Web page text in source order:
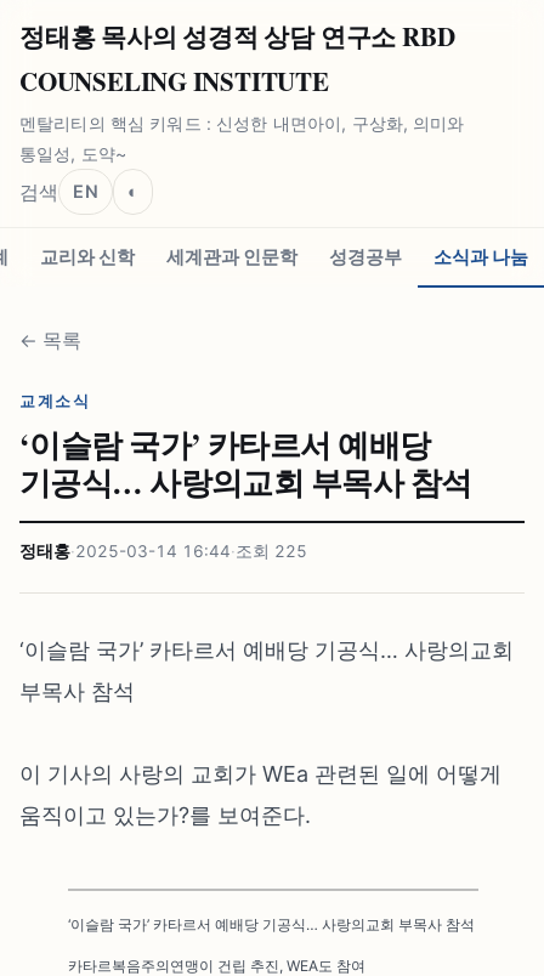
정태홍 목사의 성경적 상담 연구소 RBD
COUNSELING INSTITUTE
멘탈리티의 핵심 키워드 : 신성한 내면아이, 구상화, 의미와
통일성, 도약~
검색 EN ◐
교리와 신학 세계관과 인문학 성경공부 소식과 나눔
← 목록
교계소식
‘이슬람 국가’ 카타르서 예배당
기공식… 사랑의교회 부목사 참석
정태홍·2025-03-14 16:44·조회 225
‘이슬람 국가’ 카타르서 예배당 기공식… 사랑의교회
부목사 참석
이 기사의 사랑의 교회가 WEa 관련된 일에 어떻게
움직이고 있는가?를 보여준다.
‘이슬람 국가’ 카타르서 예배당 기공식… 사랑의교회 부목사 참석
카타르복음주의연맹이 건립 추진, WEA도 참여